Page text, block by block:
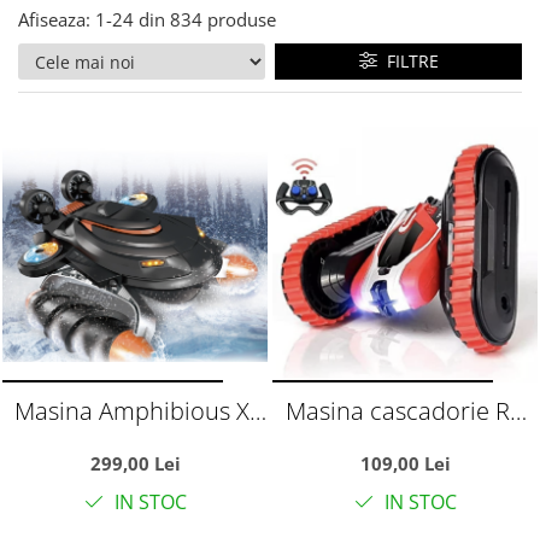
Afiseaza: 1-24 din 834 produse
FILTRE
Masina Amphibious X-
2.4 GHz, functionare pe
apa, zapada si uscat, +3
299,00 Lei
IN STOC
Masina cascadorie RC
rasucit, telecomanda
2.4GHz si acumulator,
109,00 Lei
IN STOC